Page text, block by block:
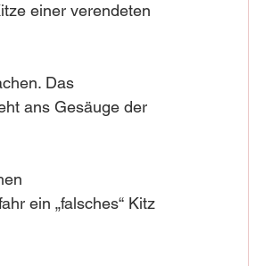
einer verendeten
Das
ans Gesäuge der
ein „falsches“ Kitz